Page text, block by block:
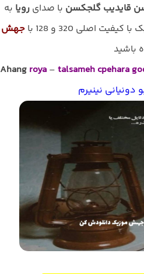
قایدیب گلجکسن با صدایرویا به
اصلی 320 و 128 با
جهش
باشید
Ahang roya– talsameh cpehara
نینیرم